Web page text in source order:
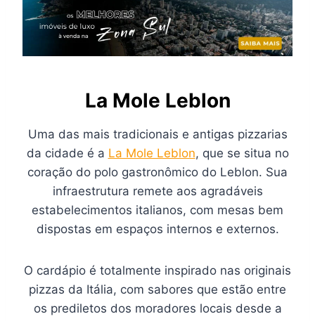
La Mole Leblon
Uma das mais tradicionais e antigas pizzarias
da cidade é a La Mole Leblon, que se situa no
coração do polo gastronômico do Leblon. Sua
infraestrutura remete aos agradáveis
estabelecimentos italianos, com mesas bem
dispostas em espaços internos e externos.
O cardápio é totalmente inspirado nas originais
pizzas da Itália, com sabores que estão entre
os prediletos dos moradores locais desde a